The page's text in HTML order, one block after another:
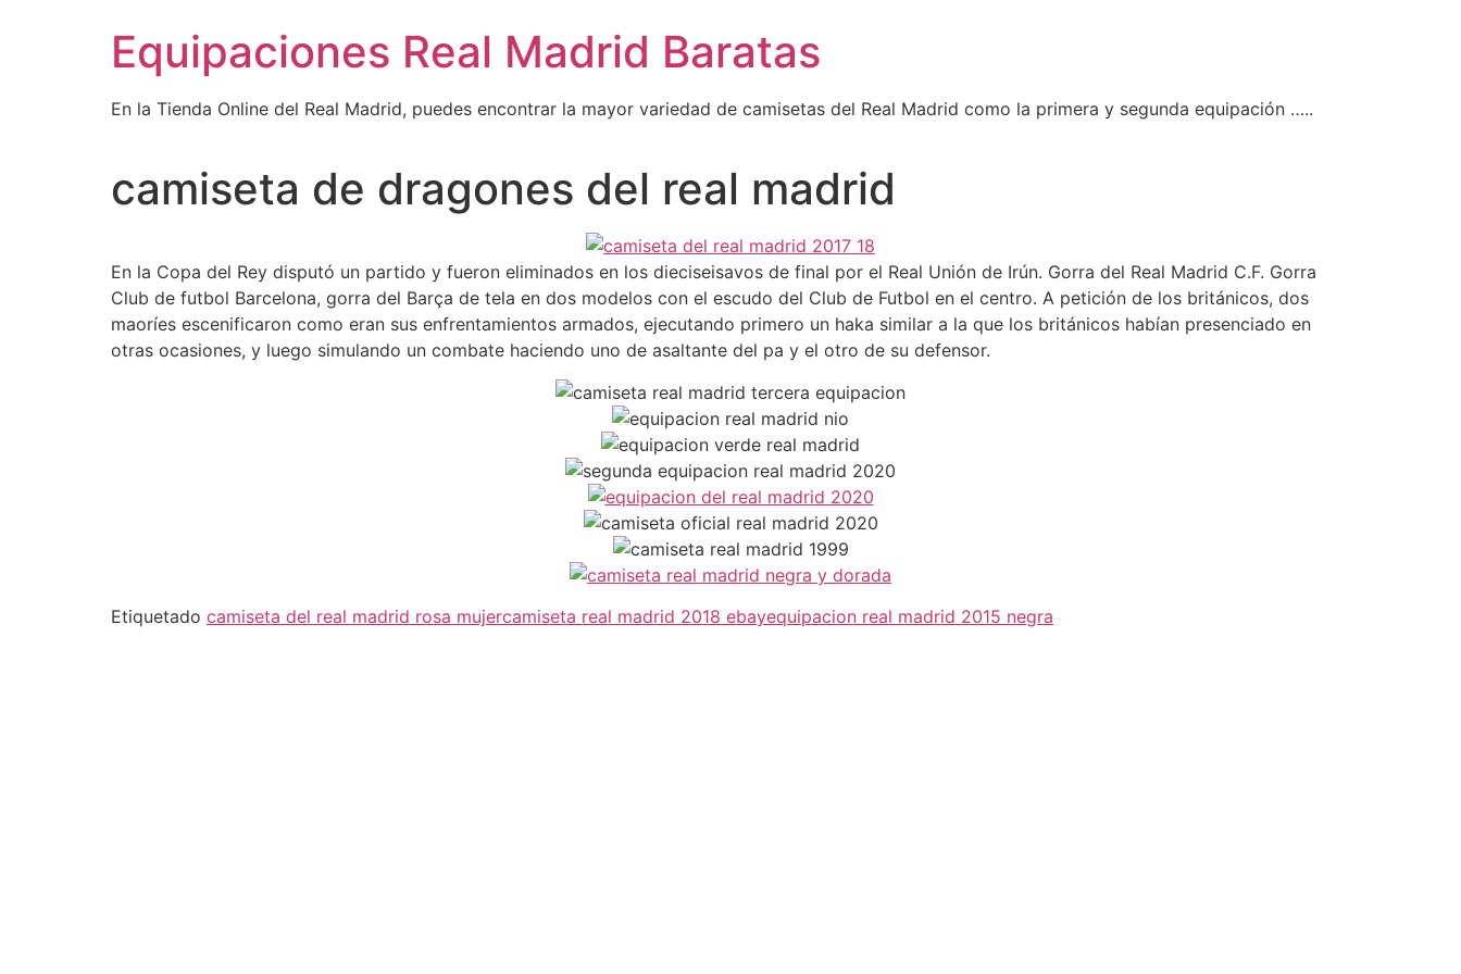
Equipaciones Real Madrid Baratas
En la Tienda Online del Real Madrid, puedes encontrar la mayor variedad de camisetas del Real Madrid como la primera y segunda equipación …..
camiseta de dragones del real madrid
En la Copa del Rey disputó un partido y fueron eliminados en los dieciseisavos de final por el Real Unión de Irún. Gorra del Real Madrid C.F. Gorra
Club de futbol Barcelona, gorra del Barça de tela en dos modelos con el escudo del Club de Futbol en el centro. A petición de los británicos, dos
maoríes escenificaron como eran sus enfrentamientos armados, ejecutando primero un haka similar a la que los británicos habían presenciado en
otras ocasiones, y luego simulando un combate haciendo uno de asaltante del pa y el otro de su defensor.
Etiquetado camiseta del real madrid rosa mujercamiseta real madrid 2018 ebayequipacion real madrid 2015 negra